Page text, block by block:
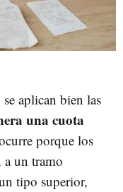
aplican bien las
una cuota
porque los
un tramo
tipo superior,